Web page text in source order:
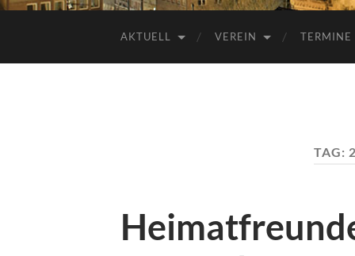
AKTUELL VEREIN TERMINE
TAG: